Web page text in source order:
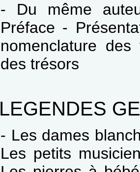
- Du même
Préface -
nomenclature
des trésors
LEGENDES
- Les dames
Les petits